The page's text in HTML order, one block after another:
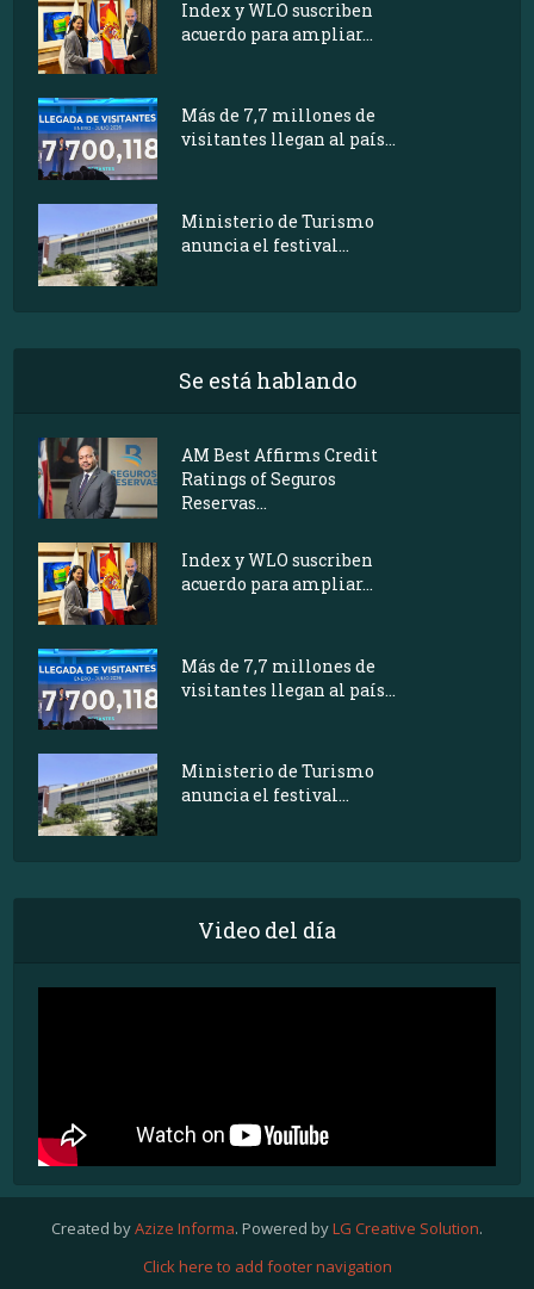
Index y WLO suscriben
acuerdo para ampliar...
Más de 7,7 millones de
visitantes llegan al país...
Ministerio de Turismo
anuncia el festival...
Se está hablando
AM Best Affirms Credit
Ratings of Seguros
Reservas...
Index y WLO suscriben
acuerdo para ampliar...
Más de 7,7 millones de
visitantes llegan al país...
Ministerio de Turismo
anuncia el festival...
Video del día
Created byAzize Informa. Powered byLG Creative Solution.
Click here to add footer navigation